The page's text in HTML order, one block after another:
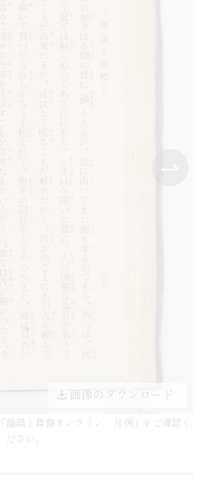
画像のダウンロード
論語と算盤オンライン 凡例
」をご確認く
ださい。